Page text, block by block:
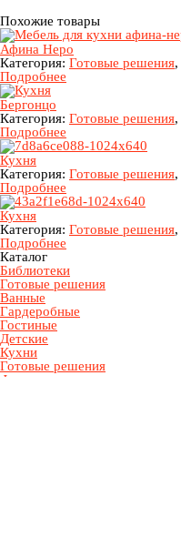
Похожие товары
Афина Неро
Категория: Готовые решения,
Подробнее
Бергонцо
Категория: Готовые решения,
Подробнее
Кухня
Категория: Готовые решения,
Подробнее
Кухня
Категория: Готовые решения,
Подробнее
Каталог
Библиотеки
Готовые решения
Ванные
Гардеробные
Гостиные
Детские
Кухни
Готовые решения
Фасады